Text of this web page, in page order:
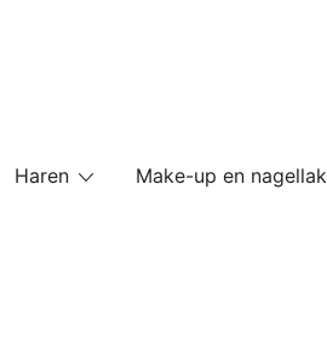
Haren Make-up en nagellak